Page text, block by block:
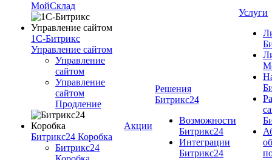
МойСклад
1С-Битрикс
Управление сайтом
Управление
cайтом
Управление
сайтом
Продление
Битрикс24 Коробка
Битрикс24
Акции
Решения
Битрикс24
Возможности
Битрикс24
Интеграции
Битрикс24
Услуги